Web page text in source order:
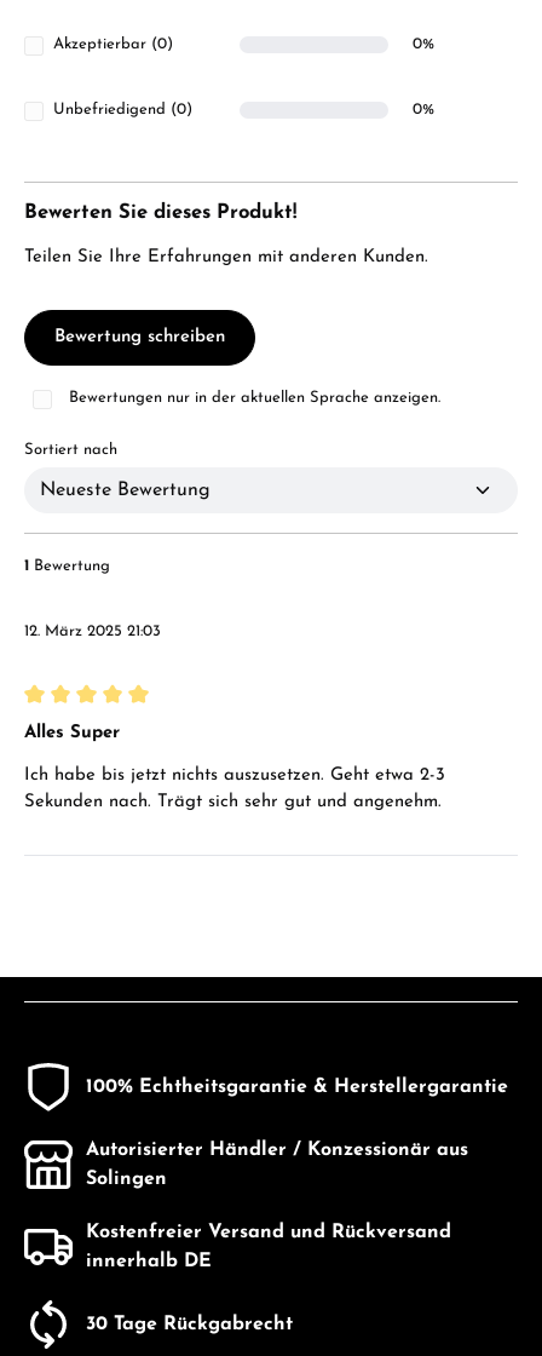
Akzeptierbar (0) 0%
Unbefriedigend (0) 0%
Bewerten Sie dieses Produkt!
Teilen Sie Ihre Erfahrungen mit anderen Kunden.
Bewertung schreiben
Bewertungen nur in der aktuellen Sprache anzeigen.
Sortiert nach
1 Bewertung
12. März 2025 21:03
Bewertung mit 5 von 5 Sternen
Alles Super
Ich habe bis jetzt nichts auszusetzen. Geht etwa 2-3
Sekunden nach. Trägt sich sehr gut und angenehm.
100% Echtheitsgarantie & Herstellergarantie
Autorisierter Händler / Konzessionär aus
Solingen
Kostenfreier Versand und Rückversand
innerhalb DE
30 Tage Rückgabrecht